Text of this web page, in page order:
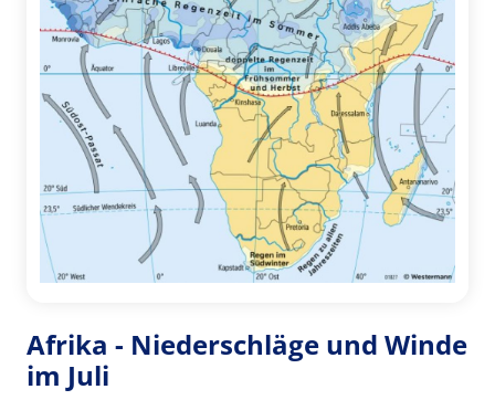
Afrika - Niederschläge und Winde
im Juli